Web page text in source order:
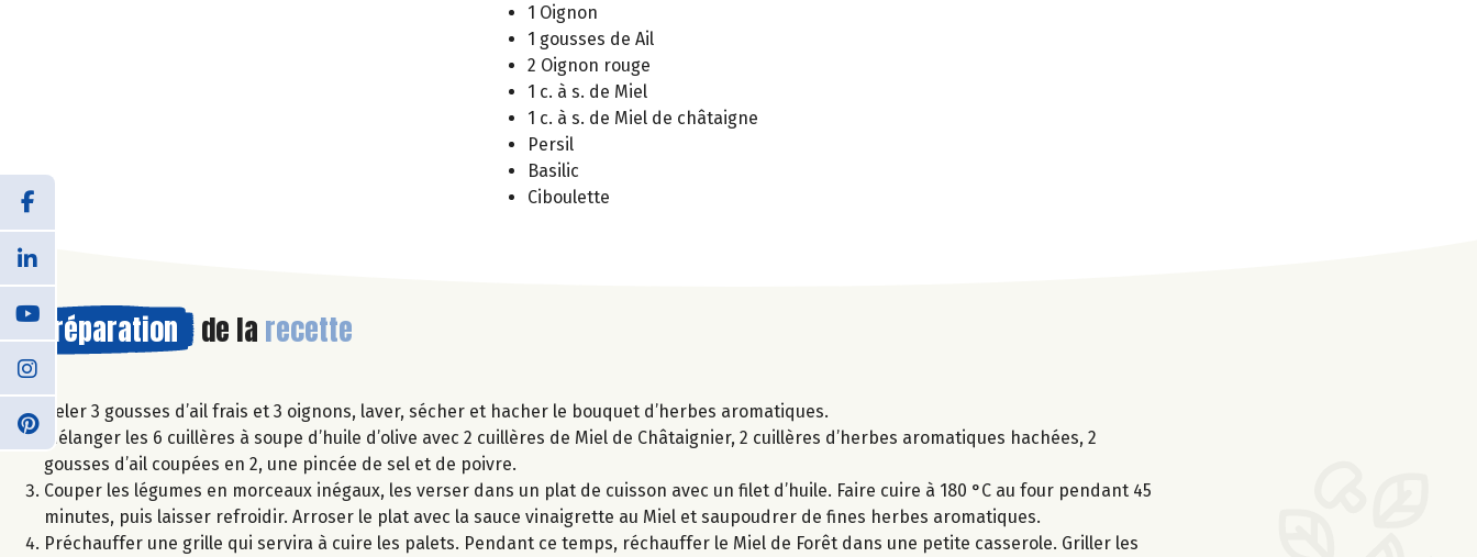
1 Oignon
1 gousses de Ail
2 Oignon rouge
1 c. à s. de Miel
1 c. à s. de Miel de châtaigne
Persil
Basilic
Ciboulette
Préparation de la recette
Peler 3 gousses d’ail frais et 3 oignons, laver, sécher et hacher le bouquet d’herbes aromatiques.
Mélanger les 6 cuillères à soupe d’huile d’olive avec 2 cuillères de Miel de Châtaignier, 2 cuillères d’herbes aromatiques hachées, 2
gousses d’ail coupées en 2, une pincée de sel et de poivre.
Couper les légumes en morceaux inégaux, les verser dans un plat de cuisson avec un filet d’huile. Faire cuire à 180 °C au four pendant 45
minutes, puis laisser refroidir. Arroser le plat avec la sauce vinaigrette au Miel et saupoudrer de fines herbes aromatiques.
Préchauffer une grille qui servira à cuire les palets. Pendant ce temps, réchauffer le Miel de Forêt dans une petite casserole. Griller les